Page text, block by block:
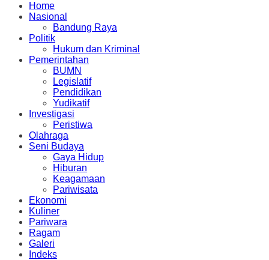
Home
Nasional
Bandung Raya
Politik
Hukum dan Kriminal
Pemerintahan
BUMN
Legislatif
Pendidikan
Yudikatif
Investigasi
Peristiwa
Olahraga
Seni Budaya
Gaya Hidup
Hiburan
Keagamaan
Pariwisata
Ekonomi
Kuliner
Pariwara
Ragam
Galeri
Indeks